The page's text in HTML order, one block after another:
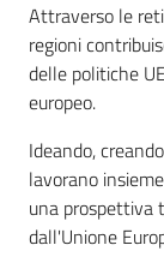
Chi
Attraverso le
regioni
delle politiche
europeo.
Ideando,
lavorano
una prospettiva
dall'Unione